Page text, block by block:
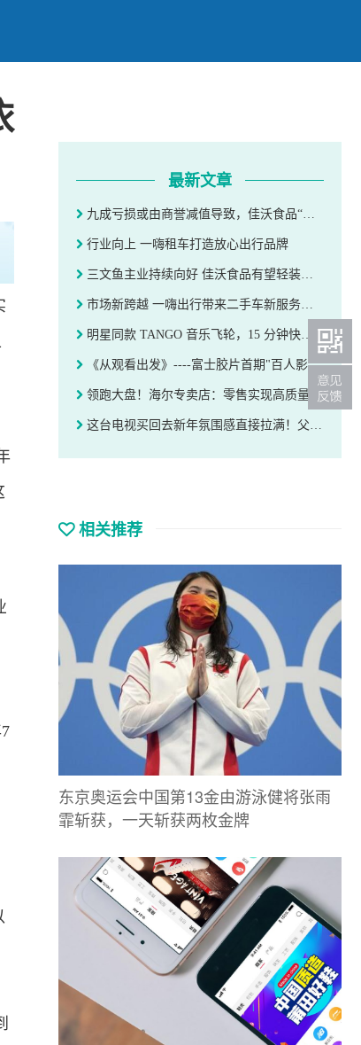
最新文章
九成亏损或由商誉减值导致，佳沃食品“护城河”依旧稳固
行业向上 一嗨租车打造放心出行品牌
三文鱼主业持续向好 佳沃食品有望轻装上阵
市场新跨越 一嗨出行带来二手车新服务生态
明星同款 TANGO 音乐飞轮，15 分钟快乐运动
《从观看出发》----富士胶片首期"百人影创官"作品展即将开幕
领跑大盘！海尔专卖店：零售实现高质量两位数逆增
这台电视买回去新年氛围感直接拉满！父母笑得合不拢嘴
相关推荐
东京奥运会中国第13金由游泳健将张雨
霏斩获，一天斩获两枚金牌